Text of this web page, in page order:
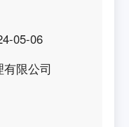
05-06
有限公司